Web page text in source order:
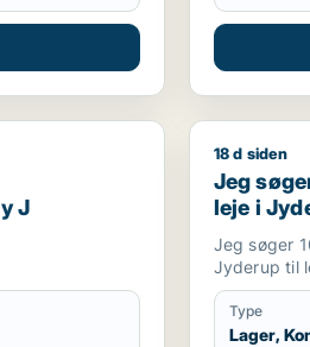
N eller Risskov m.fl.
til leje i Viby J
J
Jeg
18 d siden
Jeg
leje i
Jeg søger
Jyderup til
Type
Lager,